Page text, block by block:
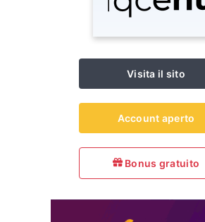
Visita il sito
Account aperto
Bonus gratuito